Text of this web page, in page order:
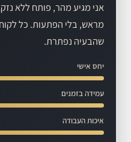
אני מגיע מהר, פותח ללא
מראש, בלי הפתעות. כל
שהבעיה נפתרת.
יחס אישי
עמידה בזמנים
איכות העבודה